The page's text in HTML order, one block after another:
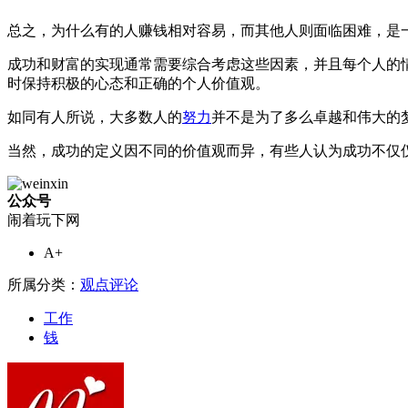
总之，为什么有的人赚钱相对容易，而其他人则面临困难，
成功和财富的实现通常需要综合考虑这些因素，并且每个人
时保持积极的心态和正确的个人价值观。
如同有人所说，大多数人的努力并不是为了多么卓越和伟大的
当然，成功的定义因不同的价值观而异，有些人认为成功不
公众号
闹着玩下网
A+
所属分类： 观点评论
工作
钱